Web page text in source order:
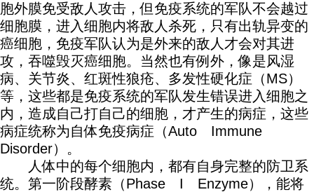
胞外膜免受敌人攻击，但免疫系统的军队不会越过
细胞膜，进入细胞内将敌人杀死，只有出轨异变的
癌细胞，免疫军队认为是外来的敌人才会对其进
攻，吞噬毁灭癌细胞。当然也有例外，像是风湿
病、关节炎、红斑性狼疮、多发性硬化症（MS）
等，这些都是免疫系统的军队发生错误进入细胞之
内，造成自己打自己的细胞，才产生的病症，这些
病症统称为自体免疫病症（Auto Immune
Disorder）。
人体中的每个细胞内，都有自身完整的防卫系
统。第一阶段酵素（Phase I Enzyme），能将